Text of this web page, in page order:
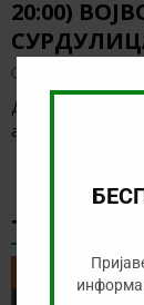
20:00)
Денес има
анализираме
ТИКЕТ НА
ТИКЕТ НА ДЕНОТ